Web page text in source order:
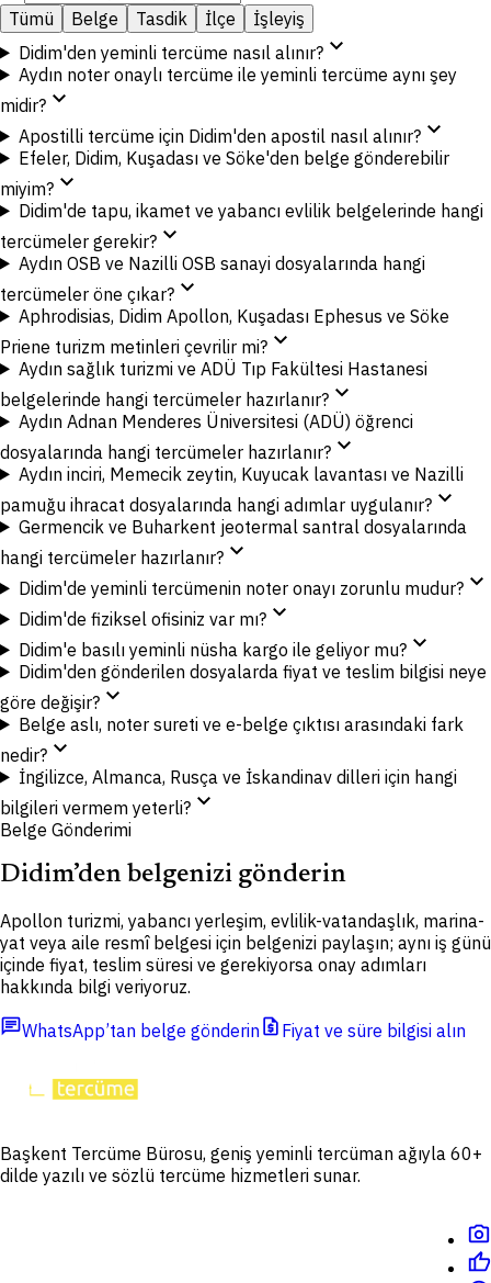
Tümü Belge Tasdik İlçe
İşleyiş
Didim'den yeminli tercüme nasıl alınır?expand_more
Aydın noter onaylı tercüme ile yeminli tercüme aynı şey
midir? expand_more
Apostilli tercüme için Didim'den apostil nasıl alınır?expand_more
Efeler, Didim, Kuşadası ve Söke'den belge gönderebilir
miyim? expand_more
Didim'de tapu, ikamet ve yabancı evlilik belgelerinde hangi
tercümeler gerekir? expand_more
Aydın OSB ve Nazilli OSB sanayi dosyalarında hangi
tercümeler öne çıkar? expand_more
Aphrodisias, Didim Apollon, Kuşadası Ephesus ve Söke
Priene turizm metinleri çevrilir mi? expand_more
Aydın sağlık turizmi ve ADÜ Tıp Fakültesi Hastanesi
belgelerinde hangi tercümeler hazırlanır? expand_more
Aydın Adnan Menderes Üniversitesi (ADÜ) öğrenci
dosyalarında hangi tercümeler hazırlanır? expand_more
Aydın inciri, Memecik zeytin, Kuyucak lavantası ve Nazilli
pamuğu ihracat dosyalarında hangi adımlar uygulanır? expand_more
Germencik ve Buharkent jeotermal santral dosyalarında
hangi tercümeler hazırlanır? expand_more
Didim'de yeminli tercümenin noter onayı zorunlu mudur?expand_more
Didim'de fiziksel ofisiniz var mı?expand_more
Didim'e basılı yeminli nüsha kargo ile geliyor mu?expand_more
Didim'den gönderilen dosyalarda fiyat ve teslim bilgisi neye
göre değişir? expand_more
Belge aslı, noter sureti ve e-belge çıktısı arasındaki fark
nedir? expand_more
İngilizce, Almanca, Rusça ve İskandinav dilleri için hangi
bilgileri vermem yeterli? expand_more
Belge Gönderimi
Didim’den belgenizi gönderin
Apollon turizmi, yabancı yerleşim, evlilik-vatandaşlık, marina-
yat veya aile resmî belgesi için belgenizi paylaşın; aynı iş günü
içinde fiyat, teslim süresi ve gerekiyorsa onay adımları
hakkında bilgi veriyoruz.
chatWhatsApp’tan belge gönderinrequest_quote Fiyat ve süre bilgisi alın
Başkent Tercüme Bürosu, geniş yeminli tercüman ağıyla 60+
dilde yazılı ve sözlü tercüme hizmetleri sunar.
photo_camera
thumb_up